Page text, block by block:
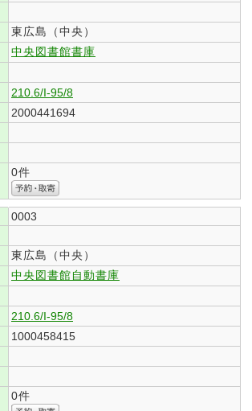
東広島（中央）
中央図書館書庫
210.6/I-95/8
2000441694
0件
0003
東広島（中央）
中央図書館自動書庫
210.6/I-95/8
1000458415
0件